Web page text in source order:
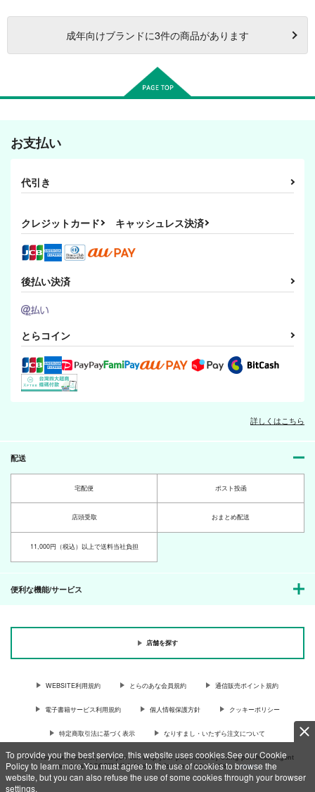
To provide you the best service, this website uses cookies.See our Cookie
Policy to learn more.You must agree to the use of cookies to browse the
website, but you can also refuse the use of some cookies through your browser
settings.
成年向けブランドに3件の商品があります
お支払い
代引き
クレジットカード キャッシュレス決済
後払い決済
とらコイン
詳しくはこちら
配送
宅配便 ポスト投函
店頭受取 おまとめ配送
11,000円（税込）以上で送料当社負担
便利な機能/サービス
店舗を探す
WEBSITE利用規約 とらのあな会員規約 通信販売ポイント規約
電子書籍サービス利用規約 個人情報保護方針 クッキーポリシー
特定商取引法に基づく表示 なりすまし・いたずら注文について
For Overseas customer, now you can ship your purchases by using purchases agent
services “AOCS”! Click {more…} for more information …more